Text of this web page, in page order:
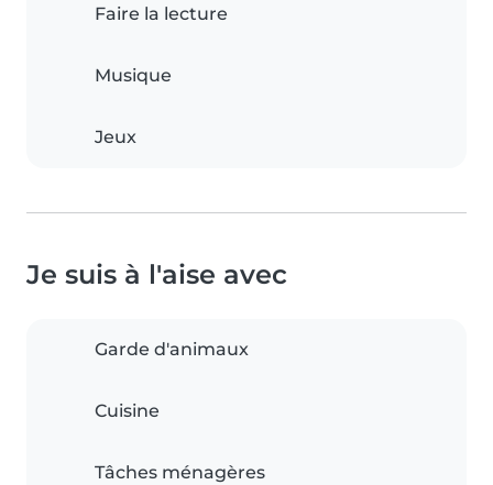
Faire la lecture
Musique
Jeux
Je suis à l'aise avec
Garde d'animaux
Cuisine
Tâches ménagères